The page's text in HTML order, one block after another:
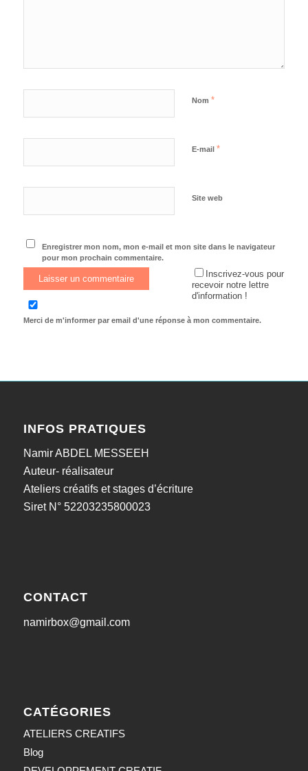
Nom *
E-mail *
Site web
Enregistrer mon nom, mon e-mail et mon site dans le navigateur
pour mon prochain commentaire.
Inscrivez-vous pour
recevoir notre lettre
d'information !
Merci de m'informer par email d'une réponse à mon commentaire.
INFOS PRATIQUES
Namir ABDEL MESSEEH
Auteur- réalisateur
Ateliers créatifs et stages d’écriture
Siret N° 52203235800023
CONTACT
namirbox@gmail.com
CATÉGORIES
ATELIERS CREATIFS
Blog